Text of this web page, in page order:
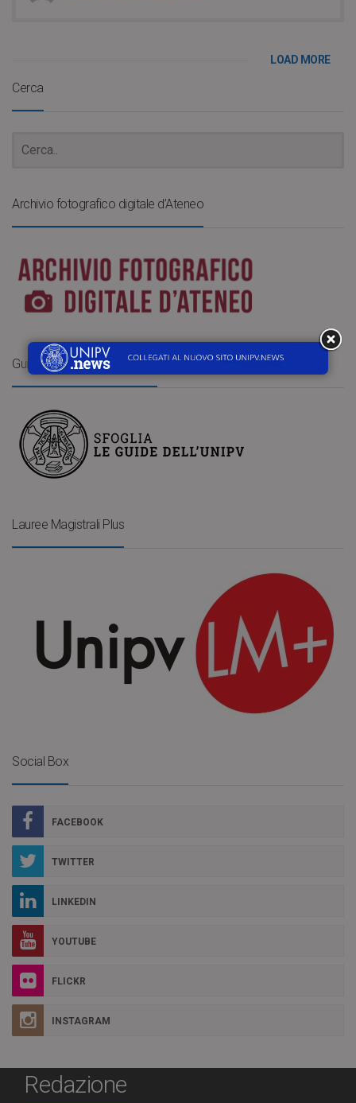
LOAD MORE
Cerca
Archivio fotografico digitale d’Ateneo
Guide dell’Università di Pavia
Lauree Magistrali Plus
Social Box
FACEBOOK
TWITTER
LINKEDIN
YOUTUBE
FLICKR
INSTAGRAM
Redazione